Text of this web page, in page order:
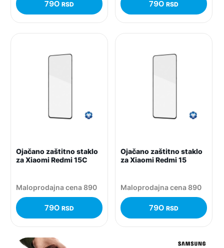
790 RSD 790 RSD
Ojačano zaštitno staklo
za Xiaomi Redmi 15C
Maloprodajna cena 890
790 RSD
Ojačano zaštitno staklo
za Xiaomi Redmi 15
Maloprodajna cena 890
790 RSD